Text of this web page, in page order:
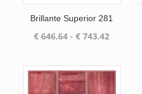
Brillante Superior 281
€ 646.64 - € 743.42
€ 743.42